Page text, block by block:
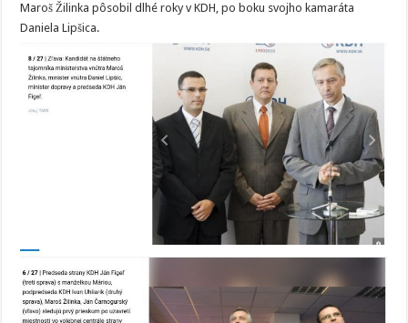
Maroš Žilinka pôsobil dlhé roky v KDH, po boku svojho kamaráta
Daniela Lipšica.